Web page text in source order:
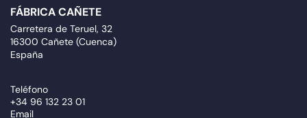
FÁBRICA CAÑETE
Carretera de Teruel, 32
16300 Cañete (Cuenca)
España
Teléfono
+34 96 132 23 01
Email